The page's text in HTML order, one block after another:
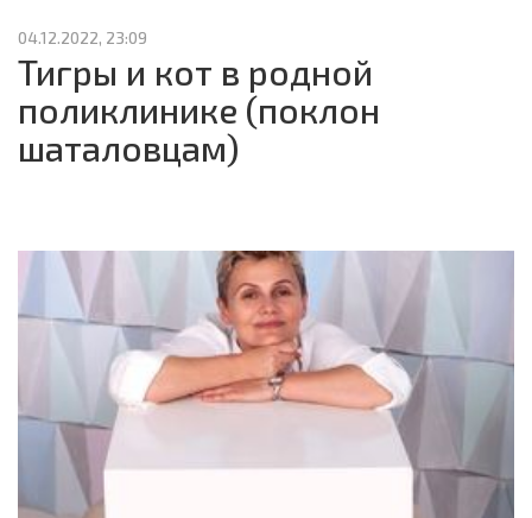
04.12.2022, 23:09
Тигры и кот в родной
поликлинике (поклон
шаталовцам)